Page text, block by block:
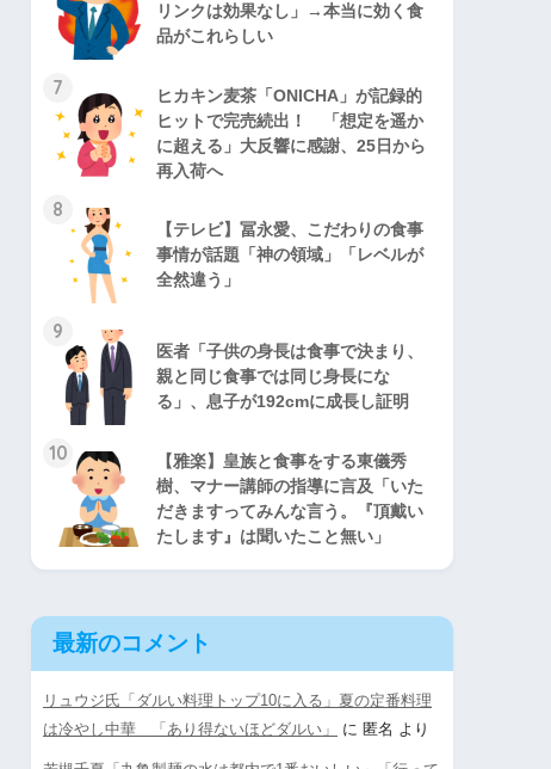
リンクは効果なし」→本当に効く食
品がこれらしい
7
ヒカキン麦茶「ONICHA」が記録的
ヒットで完売続出！ 「想定を遥か
に超える」大反響に感謝、25日から
再入荷へ
8
【テレビ】冨永愛、こだわりの食事
事情が話題「神の領域」「レベルが
全然違う」
9
医者「子供の身長は食事で決まり、
親と同じ食事では同じ身長にな
る」、息子が192cmに成長し証明
10
【雅楽】皇族と食事をする東儀秀
樹、マナー講師の指導に言及「いた
だきますってみんな言う。『頂戴い
たします』は聞いたこと無い」
最新のコメント
リュウジ氏「ダルい料理トップ10に入る」夏の定番料理
は冷やし中華 「あり得ないほどダルい」
に 匿名 より